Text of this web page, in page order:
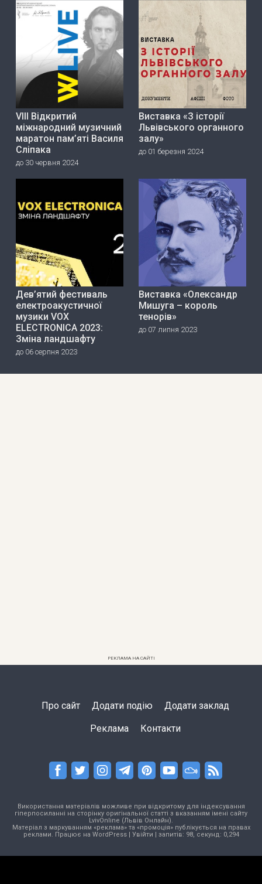
VIII Відкритий
міжнародний музичний
маратон пам’яті Василя
Сліпака
до 30 червня 2024
Виставка «З історії
Львівського органного
залу»
до 01 березня 2024
Дев’ятий фестиваль
електроакустичної
музики VOX
ELECTRONICA 2023:
Зміна ландшафту
до 06 серпня 2023
Виставка «Олександр
Мишуга – король
тенорів»
до 07 липня 2023
РЕКЛАМА НА САЙТІ
Про сайт Додати подію Додати заклад
Реклама Контакти
Використання матеріалів можливе при відкритому для індексування
гіперпосиланні на сторінку оригінальної статті з вказанням імені сайту
LvivOnline (Львів Онлайн).
Матеріал з маркуванням «реклама» та «промоція» публікується на правах
реклами. Працює на WordPress| Увійти | запитів: 98, секунд: 0,294